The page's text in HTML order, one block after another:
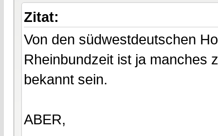
Zitat:
Von den südwestdeutschen
Rheinbundzeit ist ja manches
bekannt sein.
ABER,